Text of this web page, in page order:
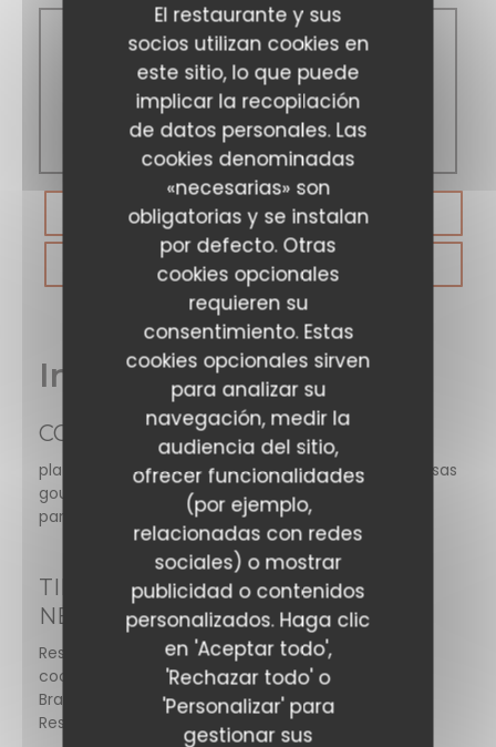
El restaurante y sus
socios utilizan cookies en
este sitio, lo que puede
implicar la recopilación
de datos personales. Las
cookies denominadas
«necesarias» son
obligatorias y se instalan
por defecto. Otras
cookies opcionales
requieren su
consentimiento. Estas
cookies opcionales sirven
para analizar su
navegación, medir la
audiencia del sitio,
ofrecer funcionalidades
(por ejemplo,
relacionadas con redes
sociales) o mostrar
publicidad o contenidos
personalizados. Haga clic
en 'Aceptar todo',
'Rechazar todo' o
'Personalizar' para
gestionar sus
Domingo
Cerrado
RESERVAR UNA MESA
VALES
Información general
COCINA
platos a fuego lento, Desserts maison, Hamburguesas
gourmet, Ensaladas, Vegano amistoso, Carnes y
parrillas, Sabores del Mundo
TIPO DE
NEGOCIO
Restaurante de
cocina mundial,
Brasserie -
Restaurant